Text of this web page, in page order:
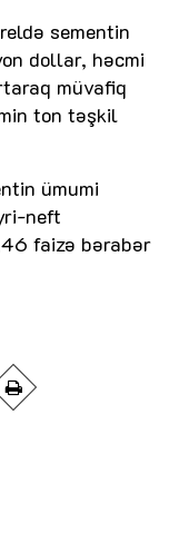
sementin
dollar, həcmi
müvafiq
ton təşkil
ümumi
neft
faizə bərabər